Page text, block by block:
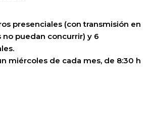
presenciales (con transmisión en
no puedan concurrir) y 6
miércoles de cada mes, de 8:30 h